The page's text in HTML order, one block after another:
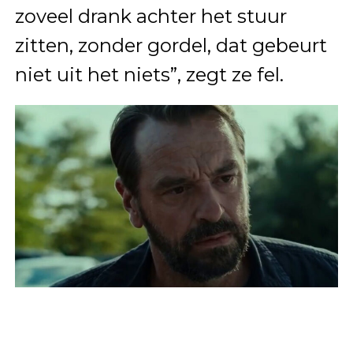
zoveel drank achter het stuur
zitten, zonder gordel, dat gebeurt
niet uit het niets”, zegt ze fel.